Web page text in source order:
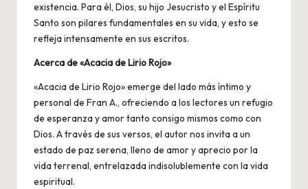
existencia. Para él, Dios, su hijo Jesucristo y el Espíritu
Santo son pilares fundamentales en su vida, y esto se
refleja intensamente en sus escritos.
Acerca de «Acacia de Lirio Rojo»
«Acacia de Lirio Rojo» emerge del lado más íntimo y
personal de Fran A., ofreciendo a los lectores un refugio
de esperanza y amor tanto consigo mismos como con
Dios. A través de sus versos, el autor nos invita a un
estado de paz serena, lleno de amor y aprecio por la
vida terrenal, entrelazada indisolublemente con la vida
espiritual.